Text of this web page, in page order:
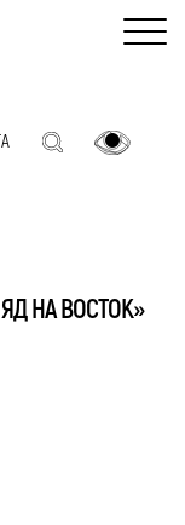
НА ВОСТОК»